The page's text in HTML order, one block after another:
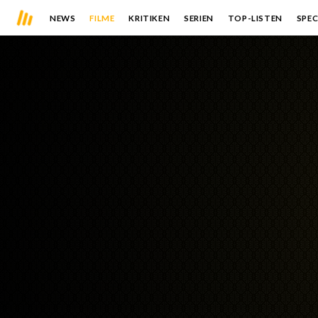
NEWS FILME KRITIKEN SERIEN TOP-LISTEN